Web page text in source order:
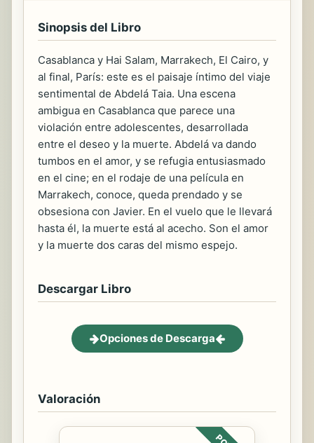
Sinopsis del Libro
Casablanca y Hai Salam, Marrakech, El Cairo, y
al final, París: este es el paisaje íntimo del viaje
sentimental de Abdelá Taia. Una escena
ambigua en Casablanca que parece una
violación entre adolescentes, desarrollada
entre el deseo y la muerte. Abdelá va dando
tumbos en el amor, y se refugia entusiasmado
en el cine; en el rodaje de una película en
Marrakech, conoce, queda prendado y se
obsesiona con Javier. En el vuelo que le llevará
hasta él, la muerte está al acecho. Son el amor
y la muerte dos caras del mismo espejo.
Descargar Libro
Opciones de Descarga
Valoración